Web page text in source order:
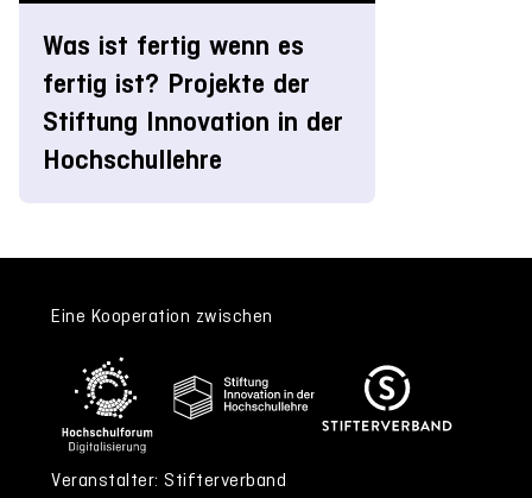
Was ist fertig wenn es
fertig ist? Projekte der
Stiftung Innovation in der
Hochschullehre
Eine Kooperation zwischen
Veranstalter: Stifterverband